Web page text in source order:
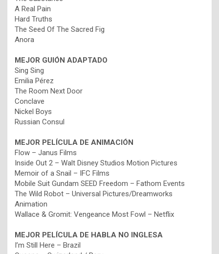
A Real Pain
Hard Truths
The Seed Of The Sacred Fig
Anora
MEJOR GUIÓN ADAPTADO
Sing Sing
Emilia Pérez
The Room Next Door
Conclave
Nickel Boys
Russian Consul
MEJOR PELÍCULA DE ANIMACIÓN
Flow – Janus Films
Inside Out 2 – Walt Disney Studios Motion Pictures
Memoir of a Snail – IFC Films
Mobile Suit Gundam SEED Freedom – Fathom Events
The Wild Robot – Universal Pictures/Dreamworks
Animation
Wallace & Gromit: Vengeance Most Fowl – Netflix
MEJOR PELÍCULA DE HABLA NO INGLESA
I’m Still Here – Brazil